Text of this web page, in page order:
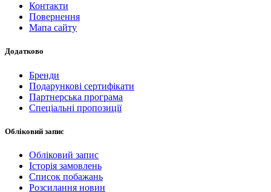
Контакти
Повернення
Мапа сайту
Додатково
Бренди
Подарункові сертифікати
Партнерська програма
Спеціальні пропозиції
Обліковий запис
Обліковий запис
Історія замовлень
Список побажань
Розсилання новин